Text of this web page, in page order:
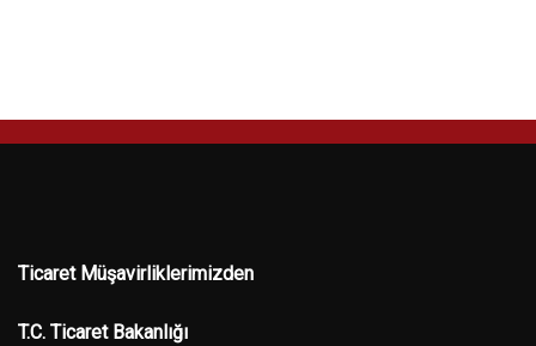
Ticaret Müşavirliklerimizden
T.C. Ticaret Bakanlığı